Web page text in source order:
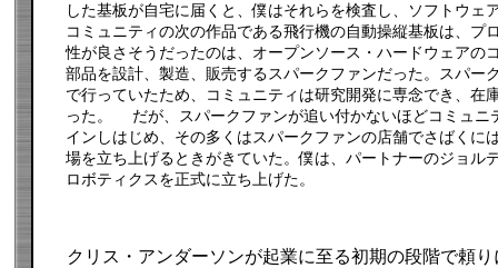
した基板が自宅に届くと、僕はそれらを検査し、ソフトウェ
コミュニティの次の作品である飛行機の自動操縦基板は、プ
性が良さそうだったのは、オープンソース・ハードウェアの
部品を設計、製造、販売するスパークファンだった。スパー
で行っていたため、コミュニティは研究開発に専念でき、在
った。 だが、スパークファンが追い付かないほどコミュニ
インしはじめ、その多くはスパークファンの店舗でさばくに
場を立ち上げるときがきていた。僕は、パートナーのジョル
ロボティクスを正式に立ち上げた。
クリス・アンダーソンが起業に至る初期の段階で頼